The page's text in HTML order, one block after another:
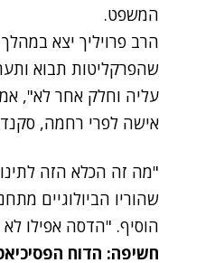
המשפט.
הרב פרויליך יצא
שהפרקליטות תבוא
עליה וחלק אחר לא",
אישה לפרי רחמה,
"מה זה הכלא הזה
שהוריו הביולוגיים
הוסיף. "הדסה אפילו
חשיפה: הדוח